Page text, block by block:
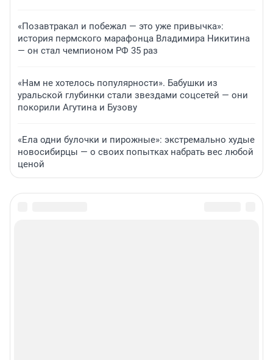
«Позавтракал и побежал — это уже привычка»:
история пермского марафонца Владимира Никитина
— он стал чемпионом РФ 35 раз
«Нам не хотелось популярности». Бабушки из
уральской глубинки стали звездами соцсетей — они
покорили Агутина и Бузову
«Ела одни булочки и пирожные»: экстремально худые
новосибирцы — о своих попытках набрать вес любой
ценой